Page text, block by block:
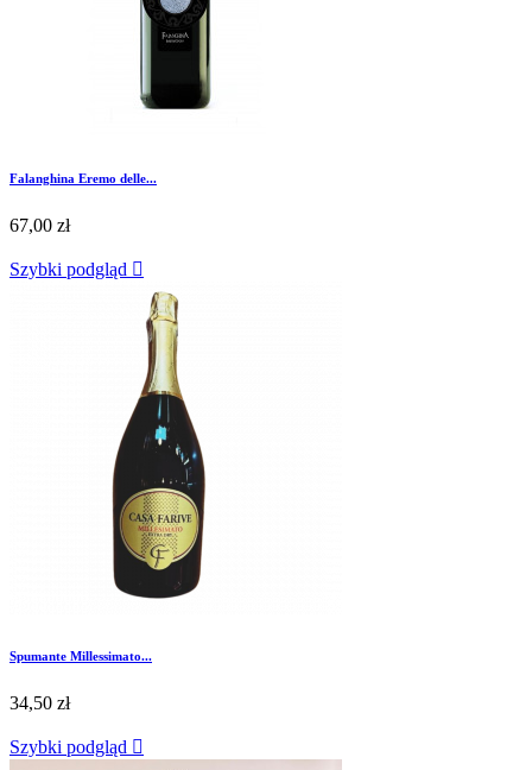
Falanghina Eremo delle...
67,00 zł
Szybki podgląd 
Spumante Millessimato...
34,50 zł
Szybki podgląd 